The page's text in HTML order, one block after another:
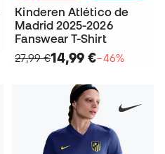
Kinderen Atlético de
Madrid 2025-2026
Fanswear T-Shirt
27,99 €14,99 €−46%